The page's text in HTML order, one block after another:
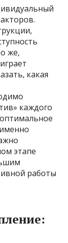
же,
какая
каждого
этапе
работы